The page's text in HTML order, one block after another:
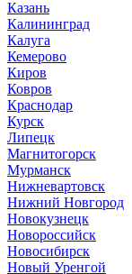
Казань
Калининград
Калуга
Кемерово
Киров
Ковров
Краснодар
Курск
Липецк
Магнитогорск
Мурманск
Нижневартовск
Нижний Новгород
Новокузнецк
Новороссийск
Новосибирск
Новый Уренгой